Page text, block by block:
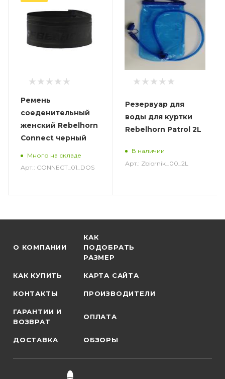
Ремень
соеденительный
женский Rebelhorn
Connect черный
Много на складе
Арт.: CONNECT_01_DOS
Резервуар для
воды для куртки
Rebelhorn Patrol 2L
В наличии
Арт.: Zbiornik_00_2L
О КОМПАНИИ
КАК
ПОДОБРАТЬ
РАЗМЕР
КАК КУПИТЬ КАРТА САЙТА
КОНТАКТЫ ПРОИЗВОДИТЕЛИ
ГАРАНТИИ И
ВОЗВРАТ
ОПЛАТА
ДОСТАВКА ОБЗОРЫ